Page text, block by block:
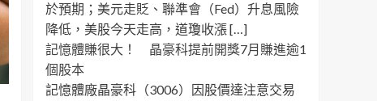
於預期；美元走貶、聯準會（Fed）升息風險
降低，美股今天走高，道瓊收漲 […]
記憶體賺很大！ 晶豪科提前開獎7月賺進逾1
個股本
記憶體廠晶豪科（3006）因股價達注意交易